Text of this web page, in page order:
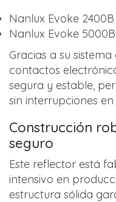
Nanlux Evoke 2400B
Nanlux Evoke 5000B
Gracias a su
contactos
segura y estable,
sin interrupciones
Construcción
seguro
Este reflector está
intensivo en
estructura sólida